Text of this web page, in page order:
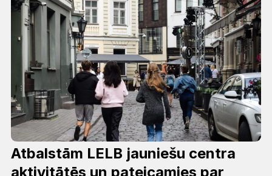
Atbalstām LELB jauniešu centra
aktivitātēs un pateicamies par